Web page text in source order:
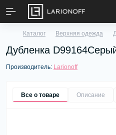
Каталог Верхняя одежда
Дубленка
Производитель: Larionoff
Все о товаре Описание